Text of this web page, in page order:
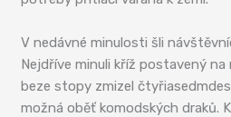
V nedávné minulosti šli
Nejdříve minuli kříž postavený
beze stopy zmizel
možná oběť komodských draků.